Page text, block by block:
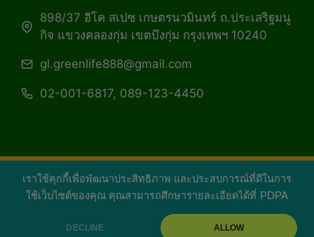
เราใช้คุกกี้เพื่อพัฒนาประสิทธิภาพ และประสบการณ์ที่ดีในการ
ใช้เว็บไซต์ของคุณ คุณสามารถศึกษารายละเอียดได้ที่ PDPA
DECLINE ALLOW
898/37 อีโค สเปซ เกษตรนวมินทร์ ถ.ประเสริฐมนู
กิจ แขวงคลองกุ่ม เขตบึงกุ่ม กรุงเทพฯ 10240
gl.greenlife888@gmail.com
02-001-6817, 089-123-4450
Copyright 2026 — Green Life Plus mag | กรีน
ไลฟ์พลัส หนังสือมีชีวิต